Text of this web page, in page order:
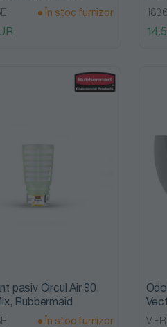
În stoc furnizor
pasiv Circul Air 90,
Rubbermaid
În stoc furnizor V-